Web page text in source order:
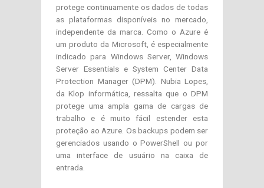
protege continuamente os dados de todas
as plataformas disponíveis no mercado,
independente da marca. Como o Azure é
um produto da Microsoft, é especialmente
indicado para Windows Server, Windows
Server Essentials e System Center Data
Protection Manager (DPM). Nubia Lopes,
da Klop informática, ressalta que o DPM
protege uma ampla gama de cargas de
trabalho e é muito fácil estender esta
proteção ao Azure. Os backups podem ser
gerenciados usando o PowerShell ou por
uma interface de usuário na caixa de
entrada.